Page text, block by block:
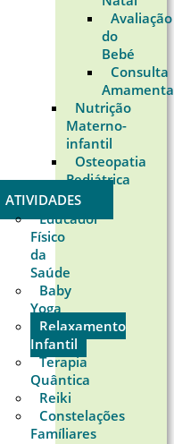
Avaliação
do
Bebé
Consulta
Nutrição
Materno-
infantil
Osteopatia
Pediátrica
ATIVIDADES
Educador
Físico
da
Saúde
Baby
Yoga
Relaxamento
Infantil
Terapia
Quântica
Reiki
Constelações
Famíliares